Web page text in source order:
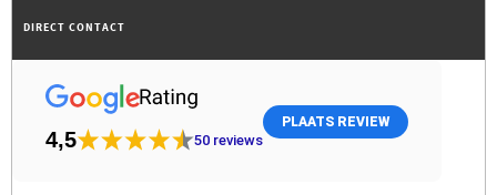
DIRECT CONTACT
4,5 50 reviews
PLAATS REVIEW